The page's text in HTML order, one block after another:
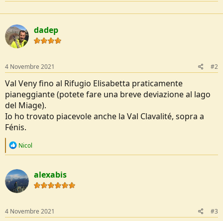
dadep
4 Novembre 2021 #2
Val Veny fino al Rifugio Elisabetta praticamente
pianeggiante (potete fare una breve deviazione al lago
del Miage).
Io ho trovato piacevole anche la Val Clavalité, sopra a
Fénis.
R
c
t
i
o
s
:
Nicol
alexabis
4 Novembre 2021 #3